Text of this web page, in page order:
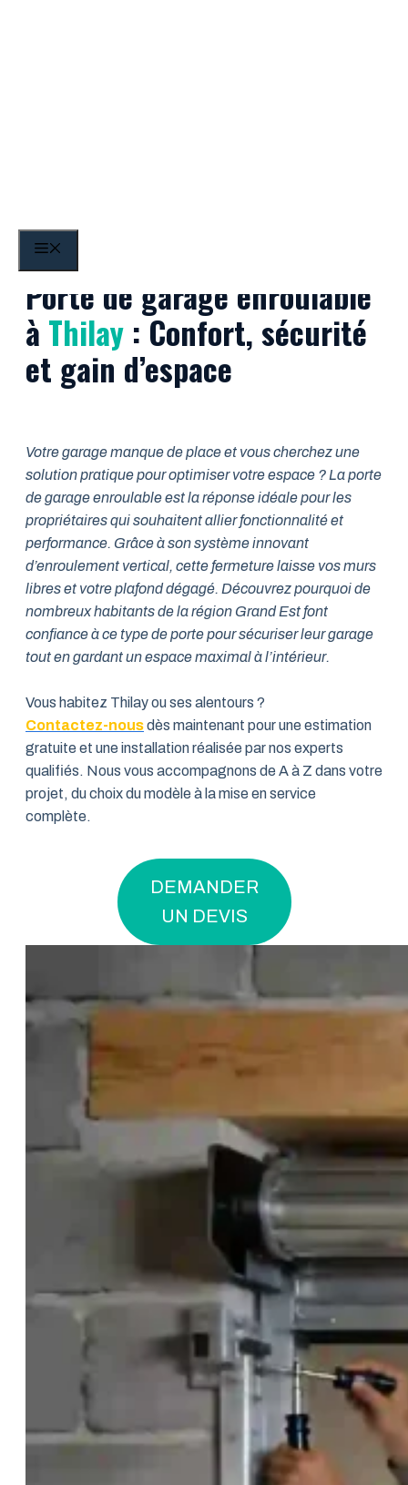
Porte de garage enroulable
à Thilay : Confort, sécurité
et gain d’espace
Votre garage manque de place et vous cherchez une
solution pratique pour optimiser votre espace ? La porte
de garage enroulable est la réponse idéale pour les
propriétaires qui souhaitent allier fonctionnalité et
performance. Grâce à son système innovant
d’enroulement vertical, cette fermeture laisse vos murs
libres et votre plafond dégagé. Découvrez pourquoi de
nombreux habitants de la région Grand Est font
confiance à ce type de porte pour sécuriser leur garage
tout en gardant un espace maximal à l’intérieur.
Vous habitez Thilay ou ses alentours ?
Contactez-nousdès maintenant pour une estimation
gratuite et une installation réalisée par nos experts
qualifiés. Nous vous accompagnons de A à Z dans votre
projet, du choix du modèle à la mise en service
complète.
DEMANDER
UN DEVIS